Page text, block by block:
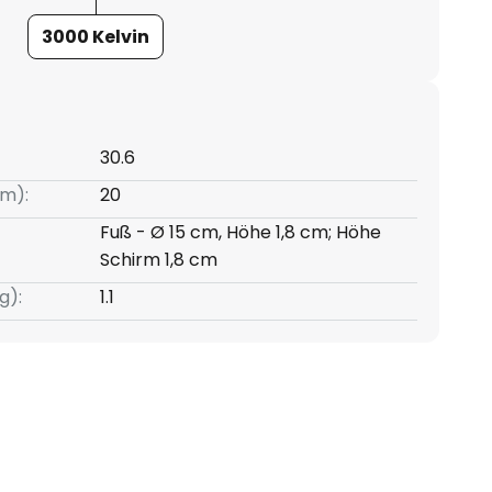
3000 Kelvin
30.6
20
Fuß - Ø 15 cm, Höhe 1,8 cm; Höhe
Schirm 1,8 cm
1.1